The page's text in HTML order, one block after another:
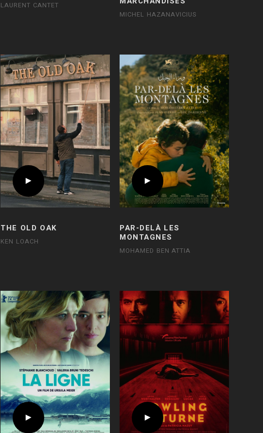
LAURENT CANTET
MICHEL HAZANAVICIUS
THE OLD OAK
KEN LOACH
PAR-DELÀ LES
MONTAGNES
MOHAMED BEN ATTIA